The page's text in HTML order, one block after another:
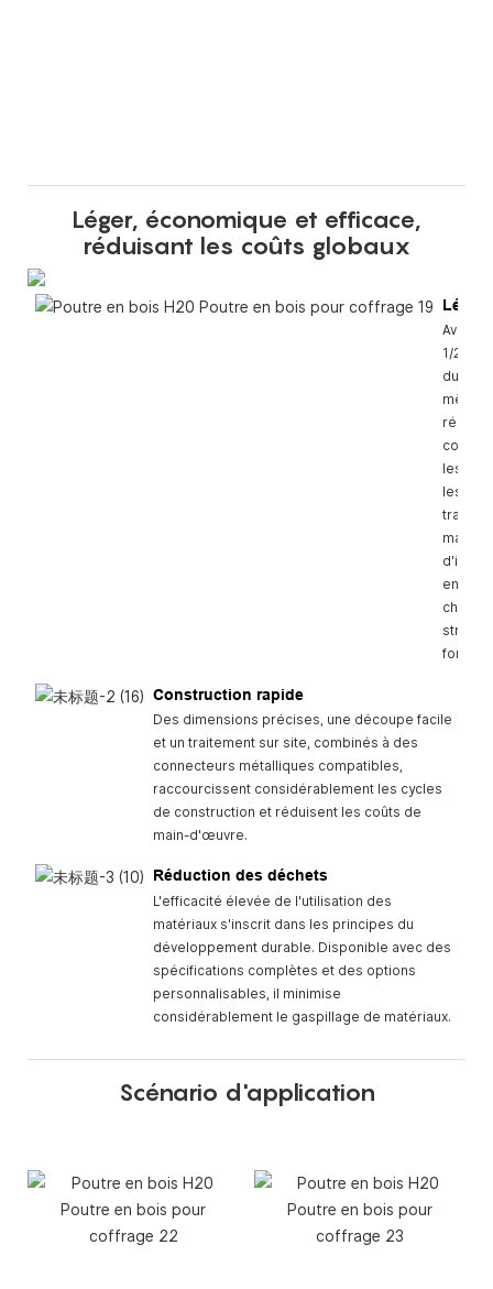
Léger, économique et efficace,
réduisant les coûts globaux
Léger
Avec
1/2 à
du
même
réduit
les
les
en
charge
Construction rapide
Des dimensions précises, une découpe facile
et un traitement sur site, combinés à des
connecteurs métalliques compatibles,
raccourcissent considérablement les cycles
de construction et réduisent les coûts de
main-d'œuvre.
Réduction des déchets
L'efficacité élevée de l'utilisation des
matériaux s'inscrit dans les principes du
développement durable. Disponible avec des
spécifications complètes et des options
personnalisables, il minimise
considérablement le gaspillage de matériaux.
Scénario d'application